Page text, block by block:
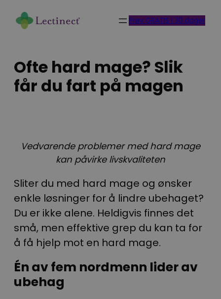
Skip
Prøv GRATIS i 30 dager
Ofte hard mage? Slik
får du fart på magen
Vedvarende problemer med hard mage
kan påvirke livskvaliteten
Sliter du med hard mage og ønsker
enkle løsninger for å lindre ubehaget?
Du er ikke alene. Heldigvis finnes det
små, men effektive grep du kan ta for
å få hjelp mot en hard mage.
Én av fem nordmenn lider av
ubehag